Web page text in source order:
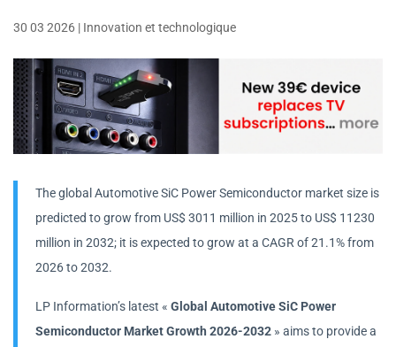
30 03 2026 | Innovation et technologique
The global Automotive SiC Power Semiconductor market size is
predicted to grow from US$ 3011 million in 2025 to US$ 11230
million in 2032; it is expected to grow at a CAGR of 21.1% from
2026 to 2032.
LP Information’s latest « Global Automotive SiC Power
Semiconductor Market Growth 2026-2032 » aims to provide a